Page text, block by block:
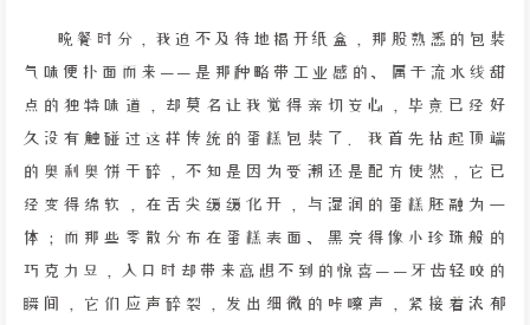
晚餐时分，我迫不及待地揭开纸盒，那股熟悉的包装
气味便扑面而来——是那种略带工业感的、属于流水线甜
点的独特味道，却莫名让我觉得亲切安心，毕竟已经好
久没有触碰过这样传统的蛋糕包装了。我首先拈起顶端
的奥利奥饼干碎，不知是因为受潮还是配方使然，它已
经变得绵软，在舌尖缓缓化开，与湿润的蛋糕胚融为一
体；而那些零散分布在蛋糕表面、黑亮得像小珍珠般的
巧克力豆，入口时却带来意想不到的惊喜——牙齿轻咬的
瞬间，它们应声碎裂，发出细微的咔嚓声，紧接着浓郁